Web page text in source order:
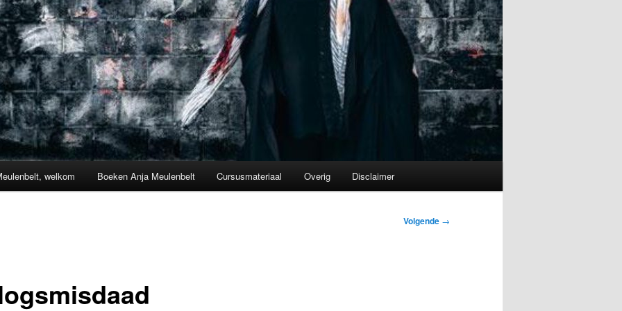
welkom Boeken Anja Meulenbelt Cursusmateriaal Overig Disclaimer
Volgende →